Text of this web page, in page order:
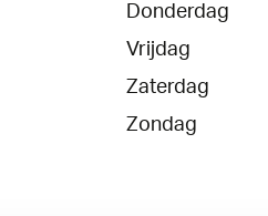
Donderdag
Vrijdag
Zaterdag
Zondag